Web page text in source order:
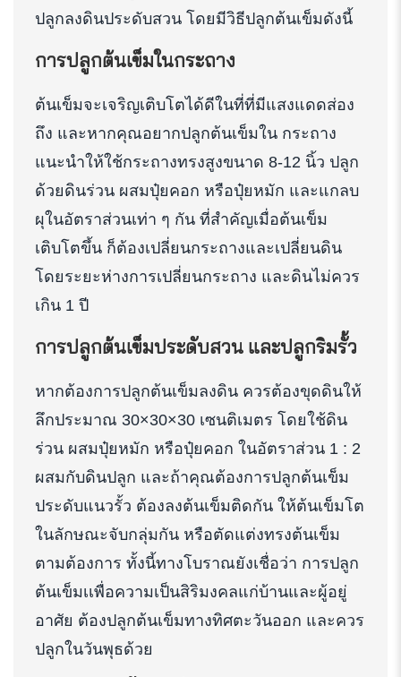
ปลูกลงดินประดับสวน โดยมีวิธีปลูกต้นเข็มดังนี้
การปลูกต้นเข็มในกระถาง
ต้นเข็มจะเจริญเติบโตได้ดีในที่ที่มีแสงแดดส่อง
ถึง และหากคุณอยากปลูกต้นเข็มใน กระถาง
แนะนำให้ใช้กระถางทรงสูงขนาด 8-12 นิ้ว ปลูก
ด้วยดินร่วน ผสมปุ๋ยคอก หรือปุ๋ยหมัก และแกลบ
ผุในอัตราส่วนเท่า ๆ กัน ที่สำคัญเมื่อต้นเข็ม
เติบโตขึ้น ก็ต้องเปลี่ยนกระถางและเปลี่ยนดิน
โดยระยะห่างการเปลี่ยนกระถาง และดินไม่ควร
เกิน 1 ปี
การปลูกต้นเข็มประดับสวน และปลูกริมรั้ว
หากต้องการปลูกต้นเข็มลงดิน ควรต้องขุดดินให้
ลึกประมาณ 30×30×30 เซนติเมตร โดยใช้ดิน
ร่วน ผสมปุ๋ยหมัก หรือปุ๋ยคอก ในอัตราส่วน 1 : 2
ผสมกับดินปลูก และถ้าคุณต้องการปลูกต้นเข็ม
ประดับแนวรั้ว ต้องลงต้นเข็มติดกัน ให้ต้นเข็มโต
ในลักษณะจับกลุ่มกัน หรือตัดแต่งทรงต้นเข็ม
ตามต้องการ ทั้งนี้ทางโบราณยังเชื่อว่า การปลูก
ต้นเข็มเเพื่อความเป็นสิริมงคลแก่บ้านและผู้อยู่
อาศัย ต้องปลูกต้นเข็มทางทิศตะวันออก และควร
ปลูกในวันพุธด้วย